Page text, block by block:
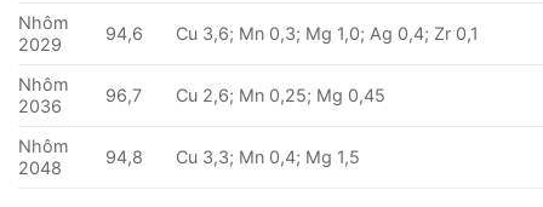
Nhôm
2029
94,6 Cu 3,6; Mn 0,3; Mg 1,0; Ag 0,4; Zr 0,1
Nhôm
2036
96,7 Cu 2,6; Mn 0,25; Mg 0,45
Nhôm
2048
94,8 Cu 3,3; Mn 0,4; Mg 1,5